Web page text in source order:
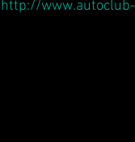
http://